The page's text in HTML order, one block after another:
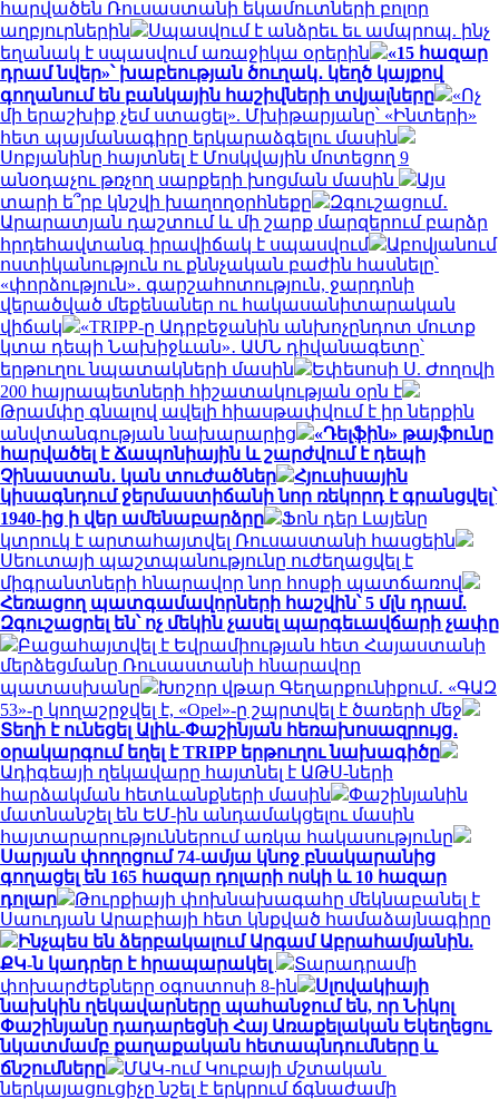
հարվածեն Ռուսաստանի եկամուտների բոլոր
աղբյուրներին
Սպասվում է անձրեւ եւ ամպրոպ. ինչ
եղանակ է սպասվում առաջիկա օրերին
«15 հազար
դրամ նվեր»՝ խաբեության ծուղակ․ կեղծ կայքով
գողանում են բանկային հաշիվների տվյալները
«Ոչ
մի երաշխիք չեմ ստացել». Մխիթարյանը՝ «Ինտերի»
հետ պայմանագիրը երկարաձգելու մասին
Սոբյանինը հայտնել է Մոսկվային մոտեցող 9
անօդաչու թռչող սարքերի խոցման մասին
Այս
տարի ե՞րբ կնշվի խաղողօրհնեքը
Զգուշացում․
Արարատյան դաշտում և մի շարք մարզերում բարձր
հրդեհավտանգ իրավիճակ է սպասվում
Աբովյանում
ոստիկանություն ու քննչական բաժին հասնելը՝
«փորձություն»․ գարշահոտություն, ջարդոնի
վերածված մեքենաներ ու հակասանիտարական
վիճակ
«TRIPP-ը Ադրբեջանին անխոչընդոտ մուտք
կտա դեպի Նախիջևան»․ ԱՄՆ դիվանագետը՝
երթուղու նպատակների մասին
Եփեսոսի Ս. Ժողովի
200 հայրապետների հիշատակության օրն է
Թրամփը գնալով ավելի հիասթափվում է իր ներքին
անվտանգության նախարարից
«Դելֆին» թայֆունը
հարվածել է Ճապոնիային և շարժվում է դեպի
Չինաստան․ կան տուժածներ
Հյուսիսային
կիսագնդում ջերմաստիճանի նոր ռեկորդ է գրանցվել՝
1940-ից ի վեր ամենաբարձրը
Ֆոն դեր Լայենը
կտրուկ է արտահայտվել Ռուսաստանի հասցեին
Սեուտայի ​​պաշտպանությունը ուժեղացվել է
միգրանտների հնարավոր նոր հոսքի պատճառով
Հեռացող պատգամավորների հաշվին՝ 5 մլն դրամ.
Զգուշացրել են՝ ոչ մեկին չասել պարգեւավճարի չափը
Բացահայտվել է Եվրամիության հետ Հայաստանի
մերձեցմանը Ռուսաստանի հնարավոր
պատասխանը
Խոշոր վթար Գեղարքունիքում․ «ԳԱԶ
53»-ը կողաշրջվել է, «Opel»-ը շպրտվել է ծառերի մեջ
Տեղի է ունեցել Ալիև-Փաշինյան հեռախոսազրույց․
օրակարգում եղել է TRIPP երթուղու նախագիծը
Ադիգեայի ղեկավարը հայտնել է ԱԹՍ-ների
հարձակման հետևանքների մասին
Փաշինյանին
մատնանշել են ԵՄ-ին անդամակցելու մասին
հայտարարություններում առկա հակասությունը
Սարյան փողոցում 74-ամյա կնոջ բնակարանից
գողացել են 165 հազար դոլարի ոսկի և 10 հազար
դոլար
Թուրքիայի փոխնախագահը մեկնաբանել է
Սաուդյան Արաբիայի հետ կնքված համաձայնագիրը
Ինչպես են ձերբակալում Արգամ Աբրահամյանին.
ՔԿ-ն կադրեր է հրապարակել
Տարադրամի
փոխարժեքները օգոստոսի 8-ին
Սլովակիայի
նախկին ղեկավարները պահանջում են, որ Նիկոլ
Փաշինյանը դադարեցնի Հայ Առաքելական Եկեղեցու
նկատմամբ քաղաքական հետապնդումները և
ճնշումները
ՄԱԿ-ում Կուբայի մշտական ​​
ներկայացուցիչը նշել է երկրում ճգնաժամի